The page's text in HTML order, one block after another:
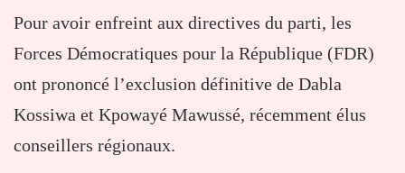
Pour avoir enfreint aux directives du parti, les
Forces Démocratiques pour la République (FDR)
ont prononcé l’exclusion définitive de Dabla
Kossiwa et Kpowayé Mawussé, récemment élus
conseillers régionaux.